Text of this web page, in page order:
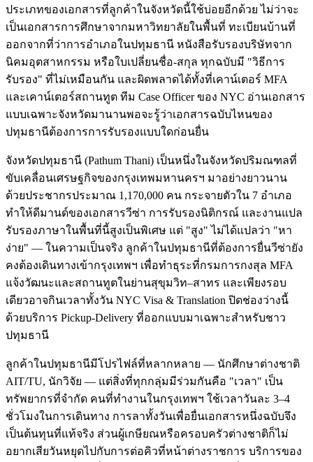
ประเภทของเอกสารที่ลูกค้าในจังหวัดนี้ใช้บ่อยอีกด้วย ไม่ว่าจะ
เป็นเอกสารการศึกษาจากมหาวิทยาลัยในพื้นที่ ทะเบียนบ้านที่
ออกจากที่ว่าการอำเภอในปทุมธานี หนังสือรับรองบริษัทจาก
นิคมอุตสาหกรรม หรือใบเปลี่ยนชื่อ-สกุล ทุกฉบับมี "วิธีการ
รับรอง" ที่ไม่เหมือนกัน และผิดพลาดได้ทั้งที่เคาน์เตอร์ MFA
และเคาน์เตอร์สถานทูต ทีม Case Officer ของ NYC อ่านเอกสาร
แบบเฉพาะจังหวัดมานานพอจะรู้ว่าเอกสารฉบับไหนของ
ปทุมธานีต้องการการรับรองแบบใดก่อนยื่น
จังหวัดปทุมธานี (Pathum Thani) เป็นหนึ่งในจังหวัดปริมณฑลที่
ขับเคลื่อนเศรษฐกิจของกรุงเทพมหานครฯ มาอย่างยาวนาน
ด้วยประชากรประมาณ 1,170,000 คน กระจายตัวใน 7 อำเภอ
ทำให้ดีมานด์ของเอกสารวีซ่า การรับรองนิติกรณ์ และงานแปล
รับรองภาษาในพื้นที่นี้สูงเป็นพิเศษ แต่ "สูง" ไม่ได้แปลว่า "หา
ง่าย" — ในความเป็นจริง ลูกค้าในปทุมธานีที่ต้องการยื่นวีซ่ายัง
คงต้องเดินทางเข้ากรุงเทพฯ เพื่อทำธุระที่กรมการกงสุล MFA
แจ้งวัฒนะและสถานทูตในย่านสุขุมวิท–สาทร และเพียงรอบ
เดียวอาจกินเวลาทั้งวัน NYC Visa & Translation ปิดช่องว่างนี้
ด้วยบริการ Pickup-Delivery ที่ออกแบบมาเฉพาะสำหรับชาว
ปทุมธานี
ลูกค้าในปทุมธานีมีโปรไฟล์ที่หลากหลาย — นักศึกษาต่างชาติ
AIT/TU, นักวิจัย — แต่สิ่งที่ทุกกลุ่มมีร่วมกันคือ "เวลา" เป็น
ทรัพยากรที่จำกัด คนที่ทำงานในกรุงเทพฯ ใช้เวลาวันละ 3–4
ชั่วโมงในการเดินทาง การลาทั้งวันเพื่อยื่นเอกสารหนึ่งฉบับจึง
เป็นต้นทุนที่แท้จริง ส่วนผู้เกษียณหรือครอบครัวต่างชาติก็ไม่
อยากเสียวันหยุดไปกับการต่อคิวที่หน้าต่างราชการ บริการของ